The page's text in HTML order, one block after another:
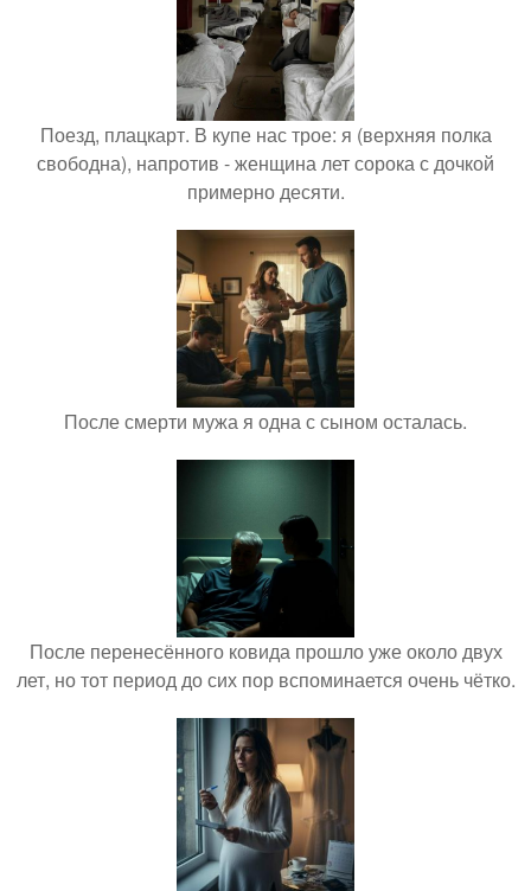
Поезд, плацкарт. В купе нас трое: я (верхняя полка
свободна), напротив - женщина лет сорока с дочкой
примерно десяти.
После смерти мужа я одна с сыном осталась.
После перенесённого ковида прошло уже около двух
лет, но тот период до сих пор вспоминается очень чётко.